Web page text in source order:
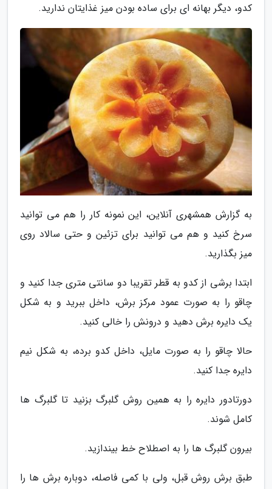
کدو، دیگر بهانه ای برای ساده بودن میز غذایتان ندارید.
به گزارش همشهری آنلاین، این نمونه کار را هم می توانید
سرخ کنید و هم می توانید برای تزئین و حتی سالاد روی
میز بگذارید.
ابتدا برشی از کدو به قطر تقریبا دو سانتی متری جدا کنید و
چاقو را به صورت عمود مرکز برش، داخل ببرید و به شکل
یک دایره برش دهید و درونش را خالی کنید.
حالا چاقو را به صورت مایل، داخل کدو برده، به شکل نیم
دایره جدا کنید.
دورتادور دایره را به همین روش گلبرگ بزنید تا گلبرگ ها
کامل شوند.
بیرون گلبرگ ها را به اصطلاح خط بیندازید.
طبق برش روش قبل، ولی با کمی فاصله، دوباره برش ها را